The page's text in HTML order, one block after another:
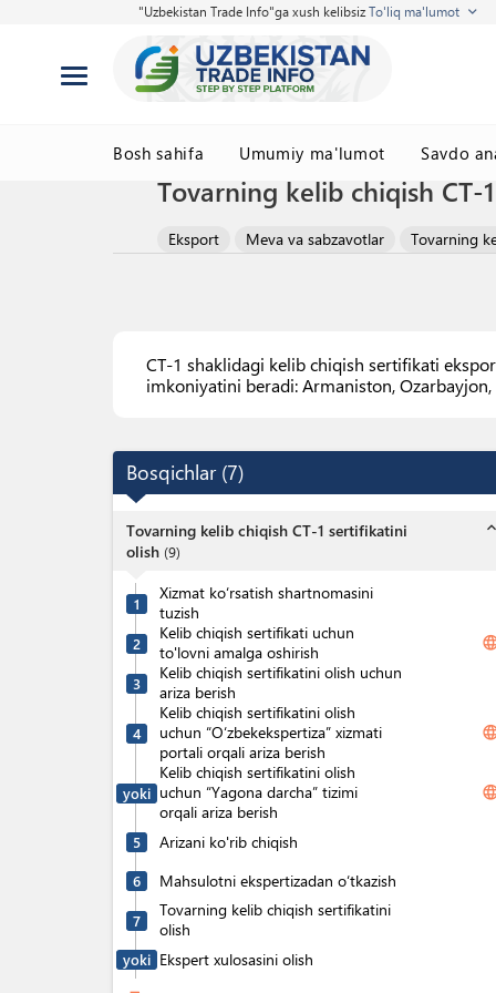
"Uzbekistan Trade Info"ga xush kelibsizTo'liq ma'lumot
Bosh sahifa Umumiy ma'lumot Savdo
Tovarning kelib chiqish
Eksport Meva va sabzavotlar Tovarning
CT-1 shaklidagi kelib chiqish sertifikati
imkoniyatini beradi: Armaniston,
Bosqichlar (7)
Tovarning kelib chiqish CT-1 sertifikatini
olish (9)
1
Xizmat ko‘rsatish shartnomasini
tuzish
2
Kelib chiqish sertifikati uchun
to'lovni amalga oshirish
3
Kelib chiqish sertifikatini olish uchun
ariza berish
4
Kelib chiqish sertifikatini olish
uchun “O‘zbekekspertiza” xizmati
portali orqali ariza berish
yoki
Kelib chiqish sertifikatini olish
uchun “Yagona darcha” tizimi
orqali ariza berish
5 Arizani ko'rib chiqish
6 Mahsulotni ekspertizadan o‘tkazish
7
Tovarning kelib chiqish sertifikatini
olish
yoki Ekspert xulosasini olish